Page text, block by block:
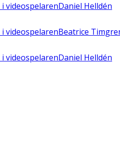
i videospelarenDaniel Helldén
i videospelarenBeatrice
i videospelarenDaniel Helldén